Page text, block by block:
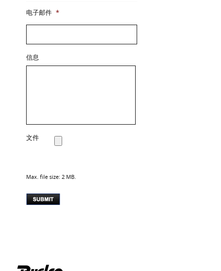
电子邮件 *
信息
文件
Max. file size: 2 MB.